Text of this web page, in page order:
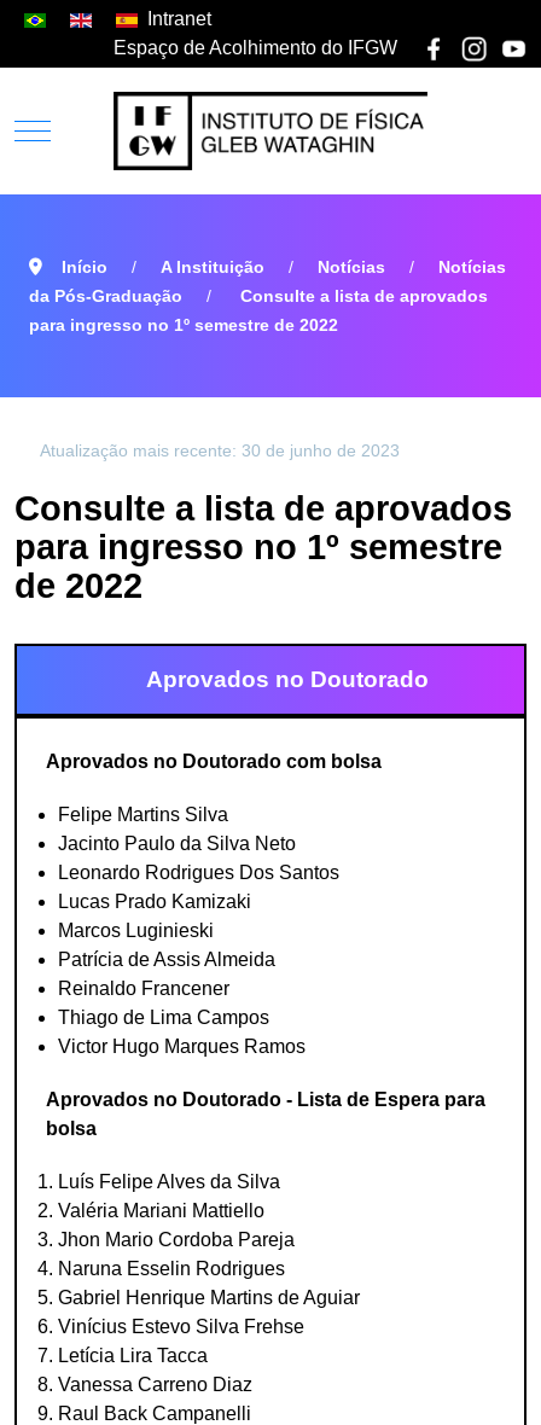
Intranet
Espaço de Acolhimento do IFGW
Início A Instituição Notícias
Notícias
da Pós-Graduação
Consulte a lista de aprovados
para ingresso no 1º semestre de 2022
Atualização mais recente: 30 de junho de 2023
Consulte a lista de aprovados
para ingresso no 1º semestre
de 2022
Aprovados no Doutorado
Aprovados no Doutorado com bolsa
Felipe Martins Silva
Jacinto Paulo da Silva Neto
Leonardo Rodrigues Dos Santos
Lucas Prado Kamizaki
Marcos Luginieski
Patrícia de Assis Almeida
Reinaldo Francener
Thiago de Lima Campos
Victor Hugo Marques Ramos
Aprovados no Doutorado - Lista de Espera para
bolsa
Luís Felipe Alves da Silva
Valéria Mariani Mattiello
Jhon Mario Cordoba Pareja
Naruna Esselin Rodrigues
Gabriel Henrique Martins de Aguiar
Vinícius Estevo Silva Frehse
Letícia Lira Tacca
Vanessa Carreno Diaz
Raul Back Campanelli